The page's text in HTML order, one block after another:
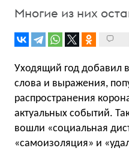
Многие из них
Уходящий год добавил
слова и выражения,
распространения
актуальных событий.
вошли «социальная
«самоизоляция» и